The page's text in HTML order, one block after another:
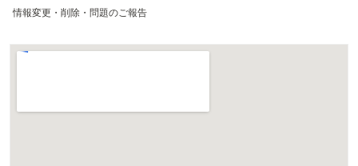
情報変更・削除・問題のご報告